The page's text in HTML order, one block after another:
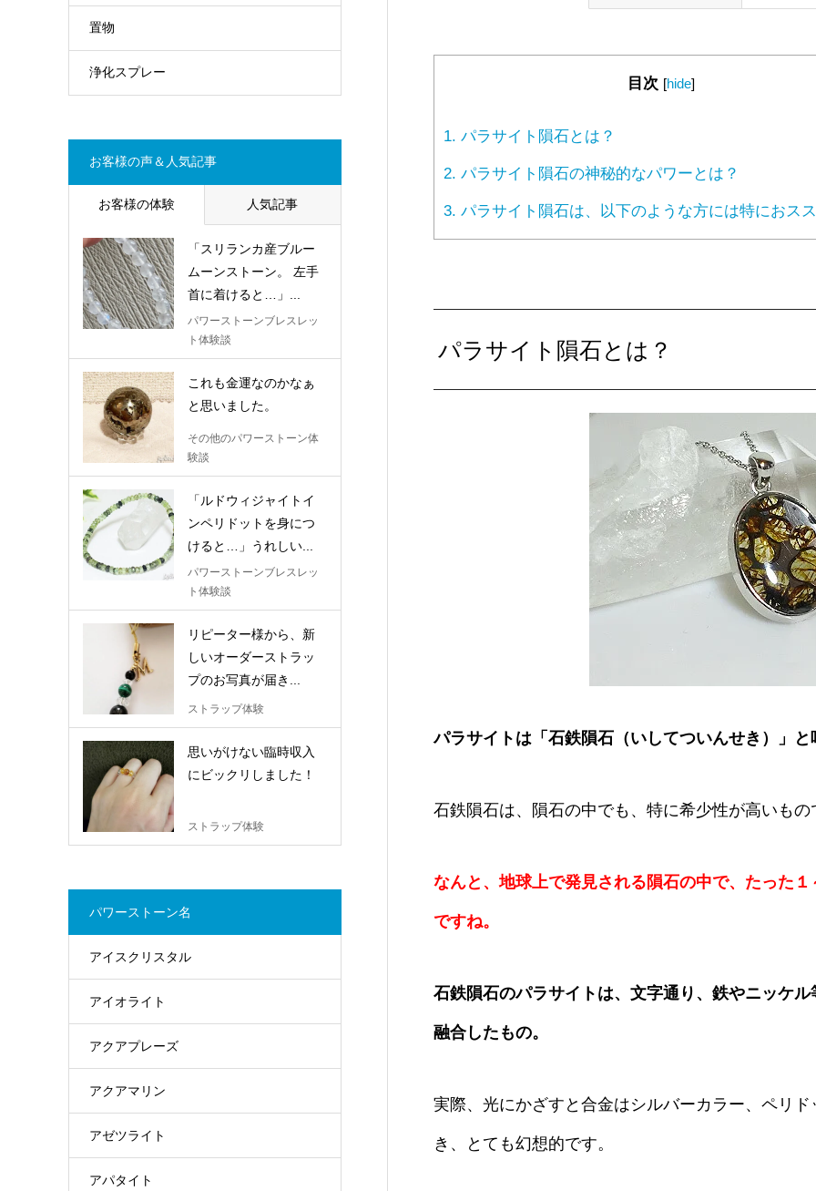
目次 [hide]
1. パラサイト隕石とは？
2. パラサイト隕石の神秘的なパワーとは？
3. パラサイト隕石は、以下のような方には特におス
パラサイト隕石とは？
パラサイトは「石鉄隕石（いしてついんせき）」
石鉄隕石は、隕石の中でも、特に希少性が高いもの
なんと、地球上で発見される隕石の中で、たった
ですね。
石鉄隕石のパラサイトは、文字通り、鉄やニッケ
融合したもの。
実際、光にかざすと合金はシルバーカラー、ペリ
き、とても幻想的です。
置物
浄化スプレー
お客様の声＆人気記事
お客様の体験 人気記事
「スリランカ産ブルー
ムーンストーン。 左手
首に着けると…」...
パワーストーンブレスレッ
ト体験談
これも金運なのかなぁ
と思いました。
その他のパワーストーン体
験談
「ルドウィジャイトイ
ンペリドットを身につ
けると…」うれしい...
パワーストーンブレスレッ
ト体験談
リピーター様から、新
しいオーダーストラッ
プのお写真が届き...
ストラップ体験
思いがけない臨時収入
にビックリしました！
ストラップ体験
パワーストーン名
アイスクリスタル
アイオライト
アクアプレーズ
アクアマリン
アゼツライト
アパタイト